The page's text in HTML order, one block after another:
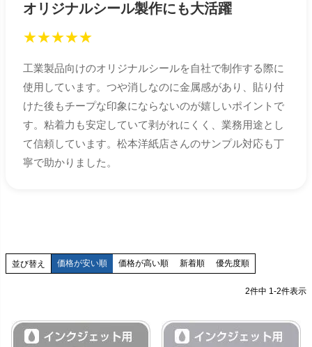
オリジナルシール製作にも大活躍
★★★★★
工業製品向けのオリジナルシールを自社で制作する際に
使用しています。つや消しなのに金属感があり、貼り付
けた後もチープな印象にならないのが嬉しいポイントで
す。粘着力も安定していて剥がれにくく、業務用途とし
て信頼しています。松本洋紙店さんのサンプル対応も丁
寧で助かりました。
並び替え 価格が安い順 価格が高い順 新着順 優先度順
2件中 1-2件表示